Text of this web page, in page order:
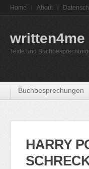
Home About
written4me
Texte und
Buchbesprechungen
HARRY